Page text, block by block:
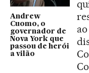
Andrew
Cuomo, o
governador de
Nova York que
passou de herói
a vilão